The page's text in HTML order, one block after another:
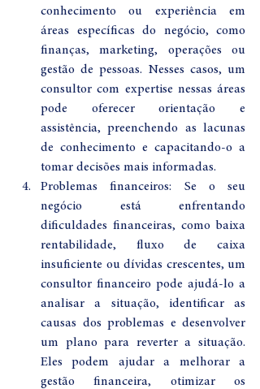
conhecimento ou experiência em
áreas específicas do negócio, como
finanças, marketing, operações ou
gestão de pessoas. Nesses casos, um
consultor com expertise nessas áreas
pode oferecer orientação e
assistência, preenchendo as lacunas
de conhecimento e capacitando-o a
tomar decisões mais informadas.
Problemas financeiros: Se o seu
negócio está enfrentando
dificuldades financeiras, como baixa
rentabilidade, fluxo de caixa
insuficiente ou dívidas crescentes, um
consultor financeiro pode ajudá-lo a
analisar a situação, identificar as
causas dos problemas e desenvolver
um plano para reverter a situação.
Eles podem ajudar a melhorar a
gestão financeira, otimizar os